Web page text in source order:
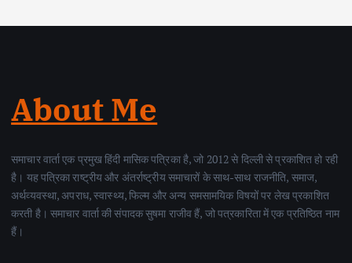
About Me
समाचार वार्ता एक प्रमुख हिंदी मासिक पत्रिका है, जो 2012 से दिल्ली से प्रकाशित हो रही
है। यह पत्रिका राष्ट्रीय और अंतर्राष्ट्रीय समाचारों के साथ-साथ राजनीति, समाज,
अर्थव्यवस्था, अपराध, स्वास्थ्य, फिल्म और अन्य समसामयिक विषयों पर लेख प्रकाशित
करती है। समाचार वार्ता की संपादक सुषमा राजीव हैं, जो पत्रकारिता में एक प्रतिष्ठित नाम
हैं।